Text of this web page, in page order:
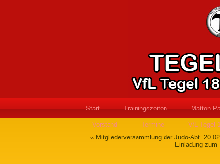
Start Trainingszeiten Matten-
Vorstand Termine
VfL-Tegel
« Mitgliederversammlung der Judo-Abt.
Einladung